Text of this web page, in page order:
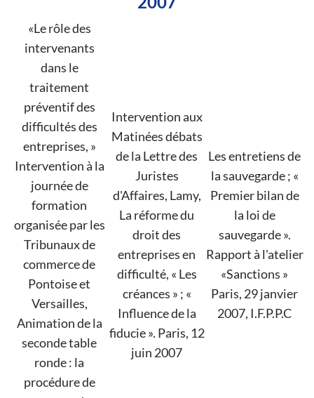
«Le rôle des
intervenants
dans le
traitement
préventif des
difficultés des
entreprises, »
Intervention à la
journée de
formation
organisée par les
Tribunaux de
commerce de
Pontoise et
Versailles,
Animation de la
seconde table
ronde : la
procédure de
Intervention aux
Matinées débats
de la Lettre des
Juristes
d'Affaires, Lamy,
La réforme du
droit des
entreprises en
difficulté, « Les
créances » ; «
Influence de la
fiducie ». Paris, 12
juin 2007
Les entretiens de
la sauvegarde ; «
Premier bilan de
la loi de
sauvegarde ».
Rapport à l'atelier
«Sanctions »
Paris, 29 janvier
2007, I.F.P.P.C